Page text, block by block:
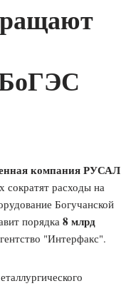
БоГЭС
компания РУСАЛ
сократят расходы на
Богучанской
порядка 8 млрд
"Интерфакс".